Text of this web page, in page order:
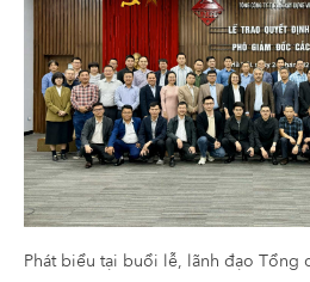
Phát biểu tại buổi lễ, lãnh đạo Tổng